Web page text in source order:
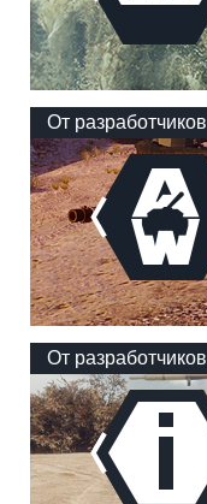
От разработчиков
От разработчиков